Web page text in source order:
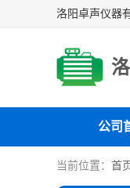
公司
当前位置： 首